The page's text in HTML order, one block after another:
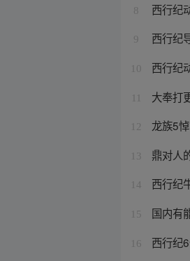
8 西行纪
9 西行纪
10 西行纪
大奉打
12 龙族5
13 鼎对人
14 西行纪
15 国内有
16 西行纪